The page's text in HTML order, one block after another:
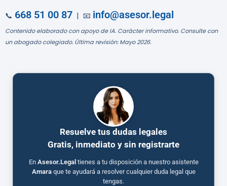
📞 668 51 00 87 | 📧 info@asesor.legal
Contenido elaborado con apoyo de IA. Carácter informativo. Consulte con
un abogado colegiado. Última revisión: Mayo 2026.
Resuelve tus dudas legales
Gratis, inmediato y sin registrarte
En Asesor.Legal tienes a tu disposición a nuestro asistente
Amaraque te ayudará a resolver cualquier duda legal que
tengas.